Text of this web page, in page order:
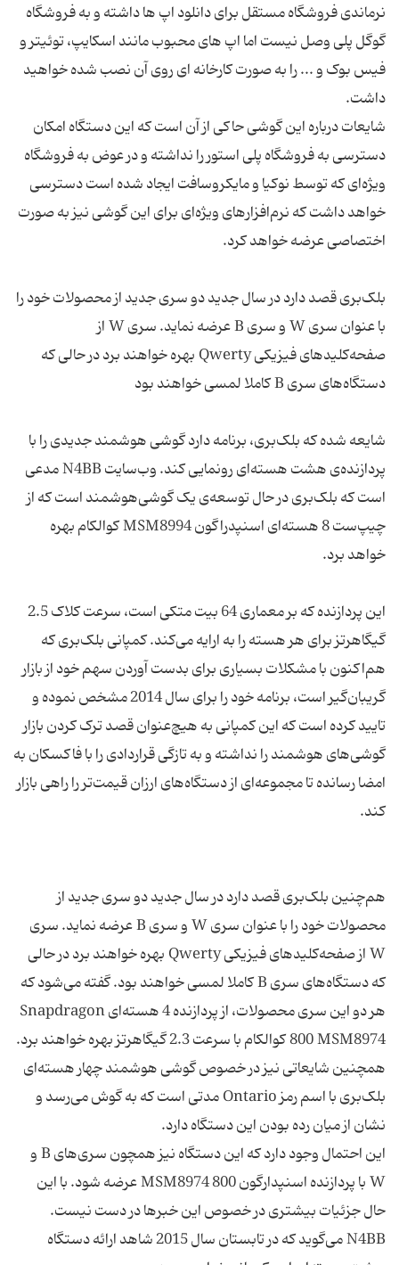
نرماندی فروشگاه مستقل برای دانلود اپ ها داشته و به فروشگاه
گوگل پلی وصل نیست اما اپ های محبوب مانند اسکایپ، توئیتر و
فیس بوک و ... را به صورت کارخانه ای روی آن نصب شده خواهید
شایعات درباره این گوشی حاکی از آن است که این دستگاه امکان
دسترسی به فروشگاه پلی استور را نداشته و در عوض به فروشگاه
ویژه‌ای که توسط نوکیا و مایکروسافت ایجاد شده است دسترسی
خواهد داشت که نرم‌افزارهای ویژه‌ای برای این گوشی نیز به صورت
بلک‌بری قصد دارد در سال جدید دو سری جدید از محصولات خود را
با عنوان سری W و سری B عرضه نماید. سری W از
صفحه‌کلیدهای فیزیکی Qwerty بهره خواهند برد در حالی که
شایعه شده که بلک‌بری، برنامه دارد گوشی هوشمند جدیدی را با
پردازنده‌ی هشت هسته‌ای رونمایی کند. وب‌سایت N4BB مدعی
است که بلک‌بری در حال توسعه‌ی یک گوشی‌هوشمند است که از
چیپ‌ست 8 هسته‌ای اسنپدراگون MSM8994 کوالکام بهره
این پردازنده که بر معماری 64 بیت متکی است، سرعت کلاک 2.5
گیگاهرتز برای هر هسته را به ارایه می‌کند. کمپانی بلک‌بری که
هم‌اکنون با مشکلات بسیاری برای بدست آوردن سهم خود از بازار
گریبان‌گیر است، برنامه خود را برای سال 2014 مشخص نموده و
تایید کرده است که این کمپانی به هیچ‌عنوان قصد ترک کردن بازار
گوشی‌های هوشمند را نداشته و به تازگی قراردادی را با فاکسکان به
امضا رسانده تا مجموعه‌ای از دستگاه‌های ارزان قیمت‌تر را راهی بازار
هم‌چنین بلک‌بری قصد دارد در سال جدید دو سری جدید از
محصولات خود را با عنوان سری W و سری B عرضه نماید. سری
W از صفحه‌کلیدهای فیزیکی Qwerty بهره خواهند برد در حالی
که دستگاه‌های سری B کاملا لمسی خواهند بود. گفته می‌شود که
هر دو این سری محصولات، از پردازنده 4 هسته‌ای Snapdragon
800 MSM8974 کوالکام با سرعت 2.3 گیگاهرتز بهره خواهند برد.
همچنین شایعاتی نیز در خصوص گوشی هوشمند چهار هسته‌ای
بلک‌بری با اسم رمز Ontario مدتی است که به گوش می‌رسد و
این احتمال وجود دارد که این دستگاه نیز همچون سری‌های B و
W با پردازنده اسنپدارگون 800 MSM8974 عرضه شود. با این
حال جزئیات بیشتری در خصوص این خبرها در دست نیست.
N4BB می‌گوید که در تابستان سال 2015 شاهد ارائه دستگاه